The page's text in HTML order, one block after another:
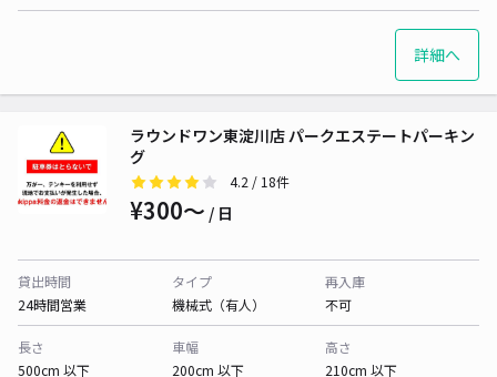
詳細へ
ラウンドワン東淀川店 パークエステートパーキン
グ
4.2 / 18件
¥300〜 / 日
貸出時間
24時間営業
タイプ
機械式（有人）
再入庫
不可
長さ
500cm 以下
車幅
200cm 以下
高さ
210cm 以下